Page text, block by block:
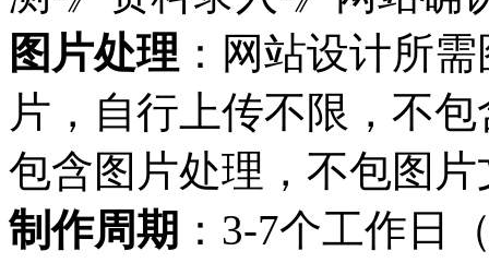
图片处理 ：网站设计所
片，自行上传不限，不
包含图片处理，不包图
制作周期 ：3-7个工作日